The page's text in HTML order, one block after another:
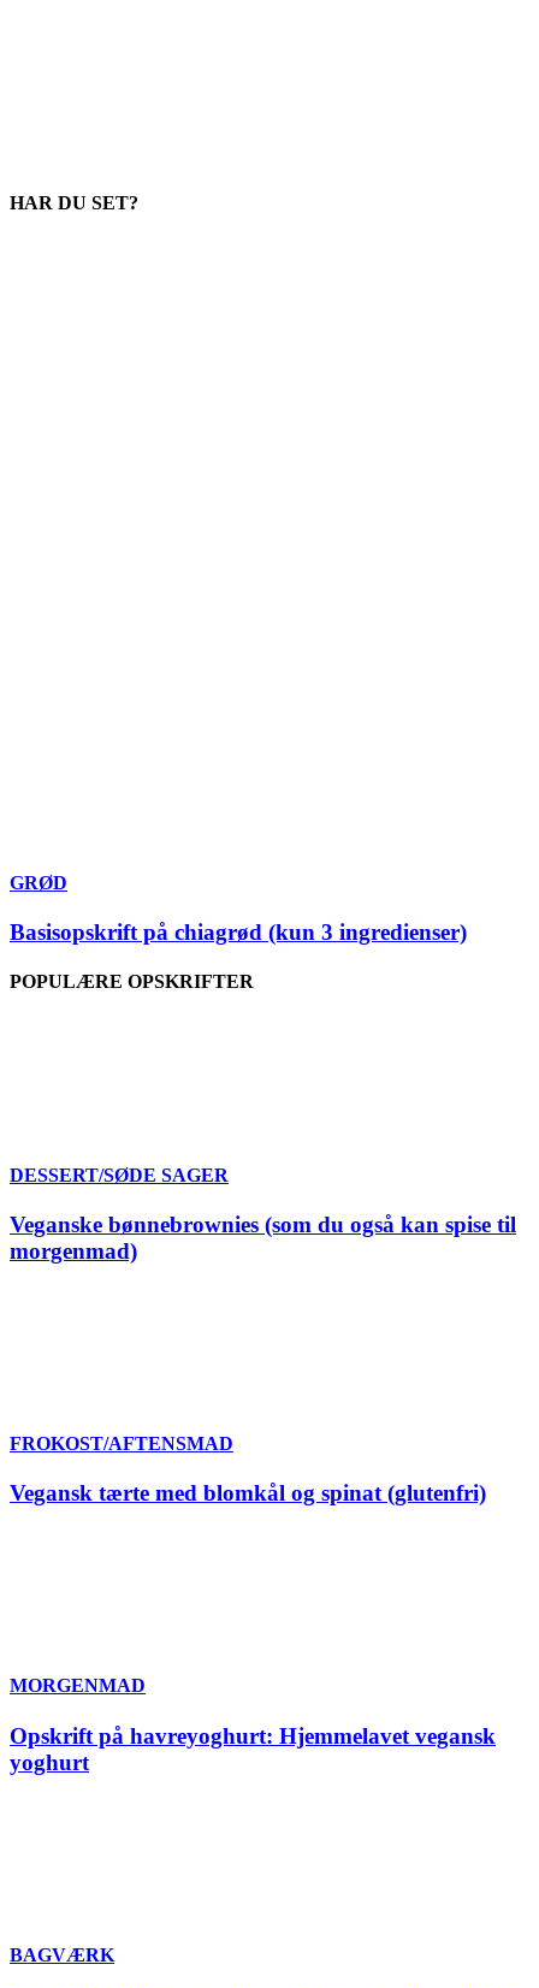
HAR DU SET?
GRØD
Basisopskrift på chiagrød (kun 3 ingredienser)
POPULÆRE OPSKRIFTER
DESSERT/SØDE SAGER
Veganske bønnebrownies (som du også kan spise til
morgenmad)
FROKOST/AFTENSMAD
Vegansk tærte med blomkål og spinat (glutenfri)
MORGENMAD
Opskrift på havreyoghurt: Hjemmelavet vegansk
yoghurt
BAGVÆRK